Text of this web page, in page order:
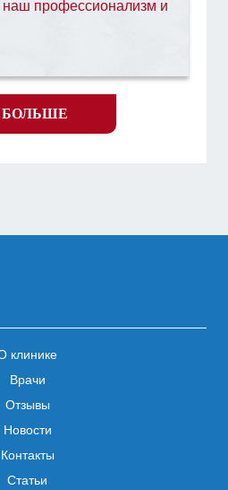
профессионализм и
БОЛЬШЕ
клинике
Врачи
Отзывы
Новости
Контакты
Статьи